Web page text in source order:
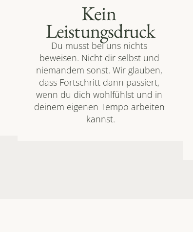
Kein
Leistungsdruck
Du musst bei uns nichts
beweisen. Nicht dir selbst und
niemandem sonst. Wir glauben,
dass Fortschritt dann passiert,
wenn du dich wohlfühlst und in
deinem eigenen Tempo arbeiten
kannst.